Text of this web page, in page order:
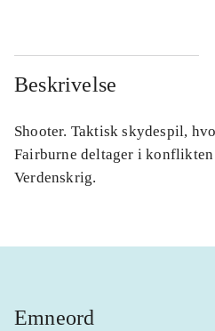
Beskrivelse
Shooter. Taktisk skydespil,
Fairburne deltager i
Verdenskrig.
Emneord